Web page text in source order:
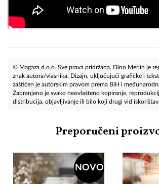
© Magaza d.o.o. Sve prava pridržana. Dino Merlin je
znak autora/vlasnika. Dizajn, uključujući grafičke i
zaštićen je autorskim pravom prema BiH i
Zabranjeno je svako neovlašteno kopiranje,
distribucija, objavljivanje ili bilo koji drugi vid
Preporučeni
NOVO